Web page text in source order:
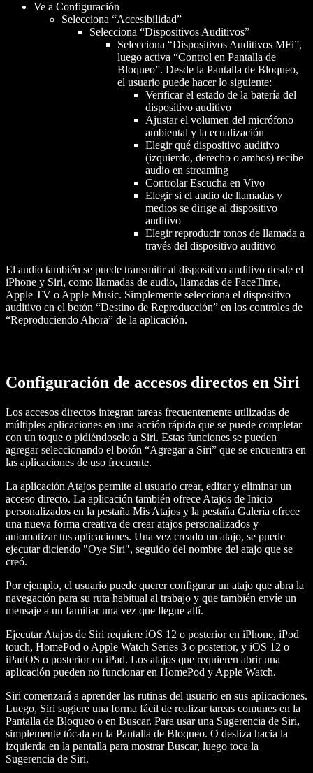
Ve a Configuración
Selecciona “Accesibilidad”
Selecciona “Dispositivos Auditivos”
Selecciona “Dispositivos Auditivos MFi”,
luego activa “Control en Pantalla de
Bloqueo”. Desde la Pantalla de Bloqueo,
el usuario puede hacer lo siguiente:
Verificar el estado de la batería del
dispositivo auditivo
Ajustar el volumen del micrófono
ambiental y la ecualización
Elegir qué dispositivo auditivo
(izquierdo, derecho o ambos) recibe
audio en streaming
Controlar Escucha en Vivo
Elegir si el audio de llamadas y
medios se dirige al dispositivo
auditivo
Elegir reproducir tonos de llamada a
través del dispositivo auditivo
El audio también se puede transmitir al dispositivo auditivo desde el
iPhone y Siri, como llamadas de audio, llamadas de FaceTime,
Apple TV o Apple Music. Simplemente selecciona el dispositivo
auditivo en el botón “Destino de Reproducción” en los controles de
“Reproduciendo Ahora” de la aplicación.
Configuración de accesos directos en Siri
Los accesos directos integran tareas frecuentemente utilizadas de
múltiples aplicaciones en una acción rápida que se puede completar
con un toque o pidiéndoselo a Siri. Estas funciones se pueden
agregar seleccionando el botón “Agregar a Siri” que se encuentra en
las aplicaciones de uso frecuente.
La aplicación Atajos permite al usuario crear, editar y eliminar un
acceso directo. La aplicación también ofrece Atajos de Inicio
personalizados en la pestaña Mis Atajos y la pestaña Galería ofrece
una nueva forma creativa de crear atajos personalizados y
automatizar tus aplicaciones. Una vez creado un atajo, se puede
ejecutar diciendo "Oye Siri", seguido del nombre del atajo que se
creó.
Por ejemplo, el usuario puede querer configurar un atajo que abra la
navegación para su ruta habitual al trabajo y que también envíe un
mensaje a un familiar una vez que llegue allí.
Ejecutar Atajos de Siri requiere iOS 12 o posterior en iPhone, iPod
touch, HomePod o Apple Watch Series 3 o posterior, y iOS 12 o
iPadOS o posterior en iPad. Los atajos que requieren abrir una
aplicación pueden no funcionar en HomePod y Apple Watch.
Siri comenzará a aprender las rutinas del usuario en sus aplicaciones.
Luego, Siri sugiere una forma fácil de realizar tareas comunes en la
Pantalla de Bloqueo o en Buscar. Para usar una Sugerencia de Siri,
simplemente tócala en la Pantalla de Bloqueo. O desliza hacia la
izquierda en la pantalla para mostrar Buscar, luego toca la
Sugerencia de Siri.